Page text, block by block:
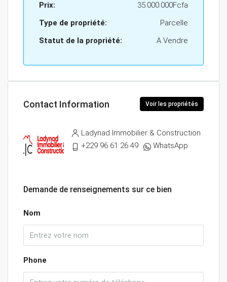
Prix:
35.000.000Fcfa
Type de propriété:
Parcelle
Statut de la propriété:
A Vendre
Contact Information Voir les propriétés
Ladynad Immobilier & Construction
+229 96 61 26 49
WhatsApp
Demande de renseignements sur ce bien
Nom
Phone